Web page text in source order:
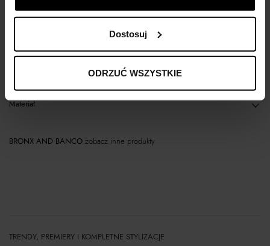
Dostosuj
ODRZUĆ WSZYSTKIE
Kup teraz, Zapłać później!
Materiał
BRONX AND BANCO zobacz inne produkty
TRENDY, PREMIERY I KOMPLETNE STYLIZACJE